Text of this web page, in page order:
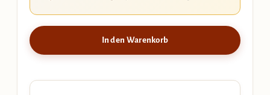
In den Warenkorb